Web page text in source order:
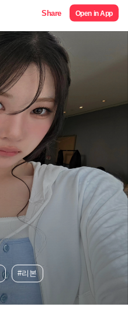
Share Open in App
#리본